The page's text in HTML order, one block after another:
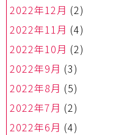
2022年12月 (2)
2022年11月 (4)
2022年10月 (2)
2022年9月 (3)
2022年8月 (5)
2022年7月 (2)
2022年6月 (4)